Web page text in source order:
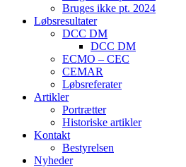
Bruges ikke pt. 2024
Løbsresultater
DCC DM
DCC DM
ECMO – CEC
CEMAR
Løbsreferater
Artikler
Portrætter
Historiske artikler
Kontakt
Bestyrelsen
Nyheder